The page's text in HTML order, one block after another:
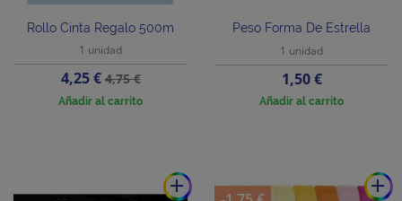
Rollo Cinta Regalo 500m
1 unidad
Precio
4,25 €Precio
base
4,75 €
Añadir al carrito
Peso Forma De Estrella
1 unidad
Precio
1,50 €
Añadir al carrito
add add